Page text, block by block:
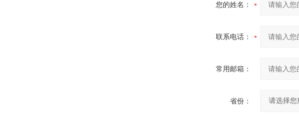
您的姓名：
联系电话：
常用邮箱：
省份：